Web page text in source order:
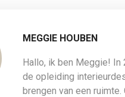
MEGGIE HOUBEN
Hallo, ik ben Meggie!
de opleiding
brengen van een